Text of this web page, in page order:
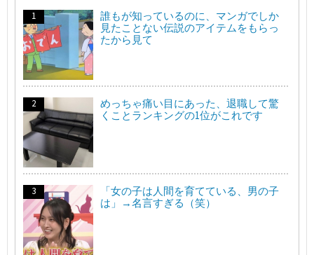
誰もが知っているのに、マンガでしか
見たことない伝説のアイテムをもらっ
たから見て
めっちゃ痛い目にあった、退職して驚
くことランキングの1位がこれです
「女の子は人間を育てている、男の子
は」→名言すぎる（笑）